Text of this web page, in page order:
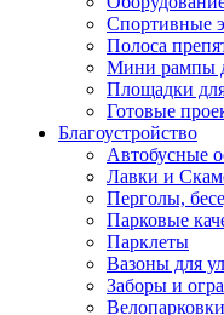
Спортивные
Полоса
Мини рампы
Площадки
Готовые
Благоустройство
Автобусные
Лавки и
Перголы,
Парковые
Парклеты
Вазоны для
Заборы и
Велопарковки